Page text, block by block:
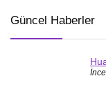
Güncel Haberler